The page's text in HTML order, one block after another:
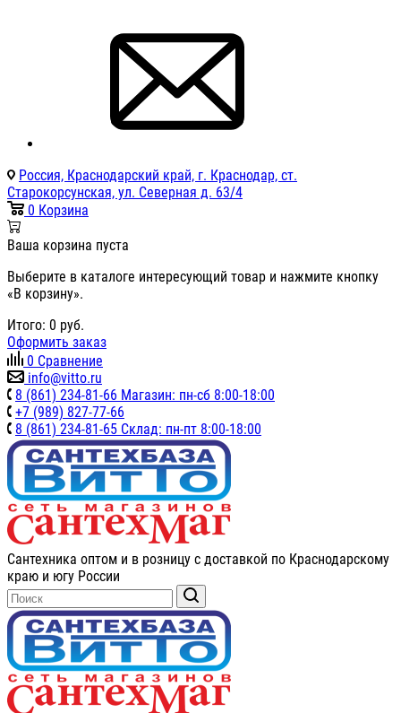
Россия, Краснодарский край, г. Краснодар, ст.
Старокорсунская, ул. Северная д. 63/4
0 Корзина
Ваша корзина пуста
Выберите в каталоге интересующий товар и нажмите кнопку
«В корзину».
Итого: 0 руб.
Оформить заказ
0 Сравнение
info@vitto.ru
8 (861) 234-81-66 Магазин: пн-сб 8:00-18:00
+7 (989) 827-77-66
8 (861) 234-81-65 Склад: пн-пт 8:00-18:00
Сантехника оптом и в розницу с доставкой по Краснодарскому
краю и югу России